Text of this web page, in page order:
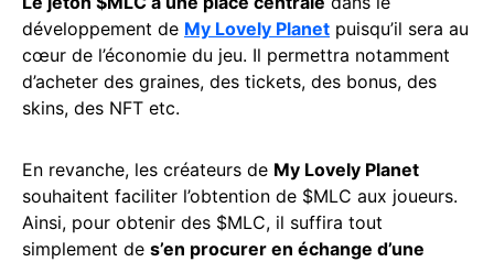
développement de My Lovely Planet puisqu’il sera au
cœur de l’économie du jeu. Il permettra notamment
d’acheter des graines, des tickets, des bonus, des
skins, des NFT etc.
En revanche, les créateurs de My Lovely Planet
souhaitent faciliter l’obtention de $MLC aux joueurs.
Ainsi, pour obtenir des $MLC, il suffira tout
simplement de s’en procurer en échange d’une